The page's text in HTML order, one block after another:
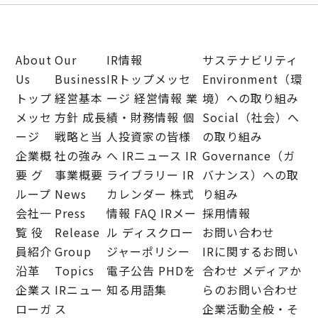
About
Us
トップ
メッセ
ージ
企業概
要 グ
ループ
会社一
覧 役
員紹介
沿革
企業ス
ローガ
Our
Business
経営基本
方針 成長
戦略と当
社の強み
事業概要
News
Press
Release
Group
Topics
IRニュー
ス
IR情報
IRトップメッセ
ージ 経営情報 業
績・財務情報 個
人投資家の皆様
へ IRニュース IR
ライブラリー IR
カレンダー 株式
情報 FAQ IRメー
ル ディスクロー
ジャーポリシー
電子公告 PHDを
知る用語集
サステナビリティ
Environment（環
境）への取り組み
Social（社会）へ
の取り組み
Governance（ガ
バナンス）への取
り組み
採用情報
お問い合わせ
IRに関するお問い
合わせ メディアか
らのお問い合わせ
企業活動全般・そ